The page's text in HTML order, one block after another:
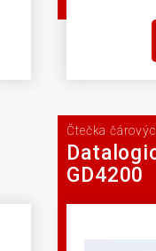
Čtečka
GD4200